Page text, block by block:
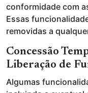
conformidade com
Essas
removidas a
Concessão
Liberação de
Algumas